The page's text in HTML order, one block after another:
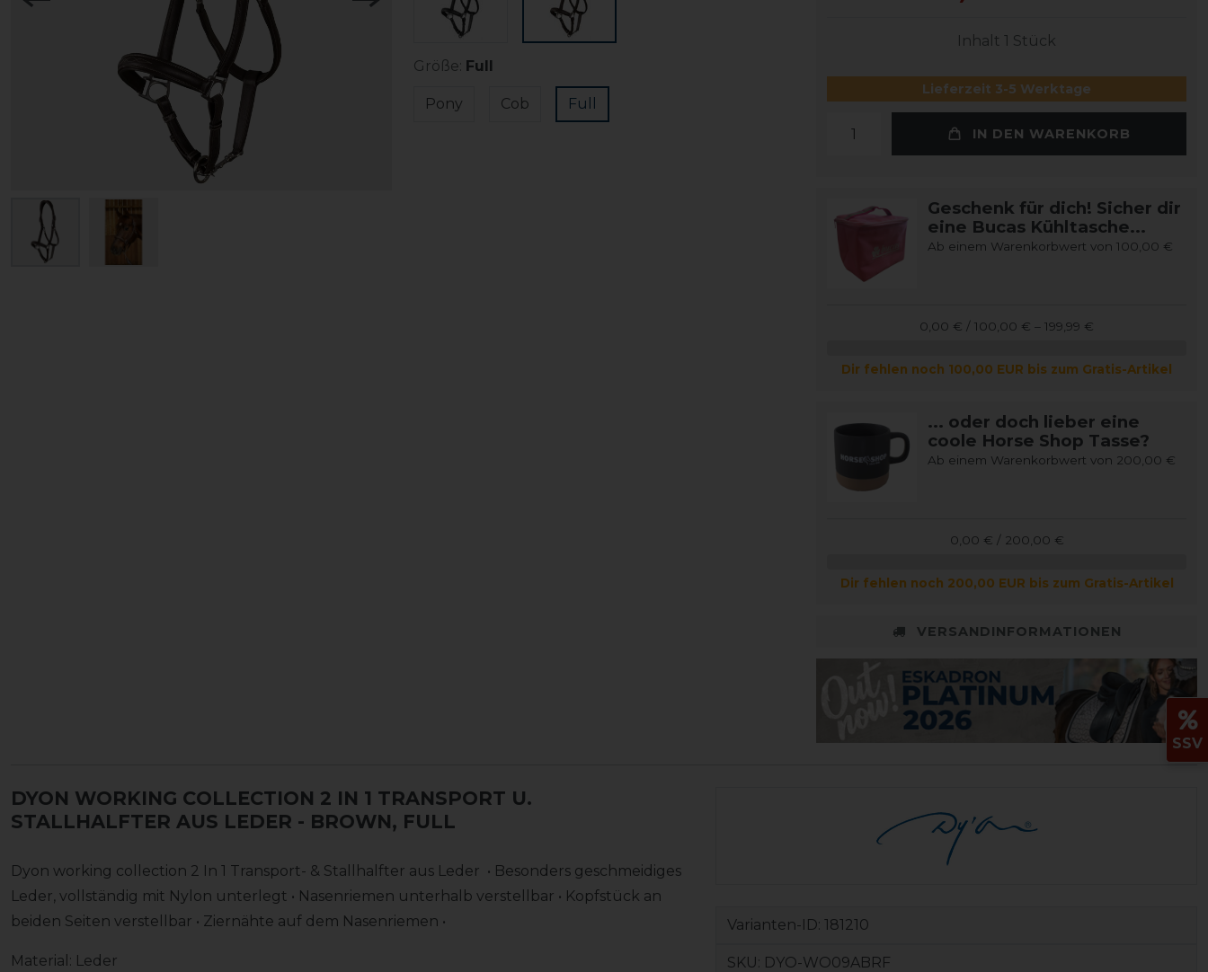
Größe: Full
Pony Cob Full
Inhalt 1 Stück
Lieferzeit 3-5 Werktage
IN DEN WARENKORB
Geschenk für dich! Sicher dir
eine Bucas Kühltasche...
Ab einem Warenkorbwert von 100,00 €
0,00 € / 100,00 € – 199,99 €
Dir fehlen noch 100,00 EUR bis zum Gratis-Artikel
... oder doch lieber eine
coole Horse Shop Tasse?
Ab einem Warenkorbwert von 200,00 €
0,00 € / 200,00 €
Dir fehlen noch 200,00 EUR bis zum Gratis-Artikel
VERSANDINFORMATIONEN
DYON WORKING COLLECTION 2 IN 1 TRANSPORT U.
STALLHALFTER AUS LEDER - BROWN, FULL
Dyon working collection 2 In 1 Transport- & Stallhalfter aus Leder • Besonders geschmeidiges
Leder, vollständig mit Nylon unterlegt • Nasenriemen unterhalb verstellbar • Kopfstück an
beiden Seiten verstellbar • Ziernähte auf dem Nasenriemen •
Material: Leder
Varianten-ID: 181210
SKU: DYO-WO09ABRF
SSV